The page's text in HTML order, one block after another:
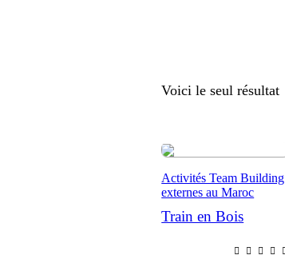
Voici le seul résultat
Activités Team Building
externes au Maroc
Train en Bois